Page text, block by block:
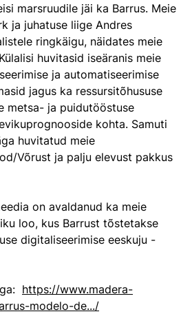
marsruudile jäi ka Barrus. Meie
ja juhatuse liige Andres
ringkäigu, näidates meie
huvitasid iseäranis meie
ja automatiseerimise
jagus ka ressursitõhususe
metsa- ja puidutööstuse
kohta. Samuti
huvitatud meie
Võrust ja palju elevust pakkus
on avaldanud ka meie
loo, kus Barrust tõstetakse
digitaliseerimise eeskuju -
https://www.madera-
modelo-de.../